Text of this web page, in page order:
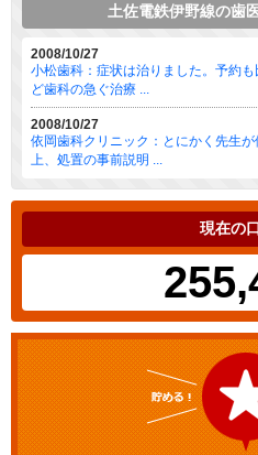
土佐電鉄伊野線の歯
2008/10/27
小松歯科：症状は治りました。予約
ど歯科の急ぐ治療 ...
2008/10/27
依岡歯科クリニック：とにかく先生
上、処置の事前説明 ...
現在の